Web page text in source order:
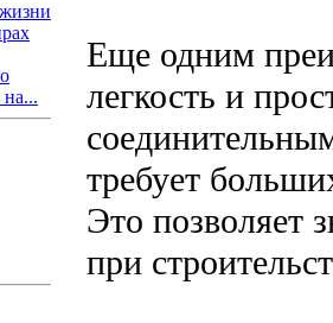
на...
Еще одним
легкость и
требует
Это позволяет
при